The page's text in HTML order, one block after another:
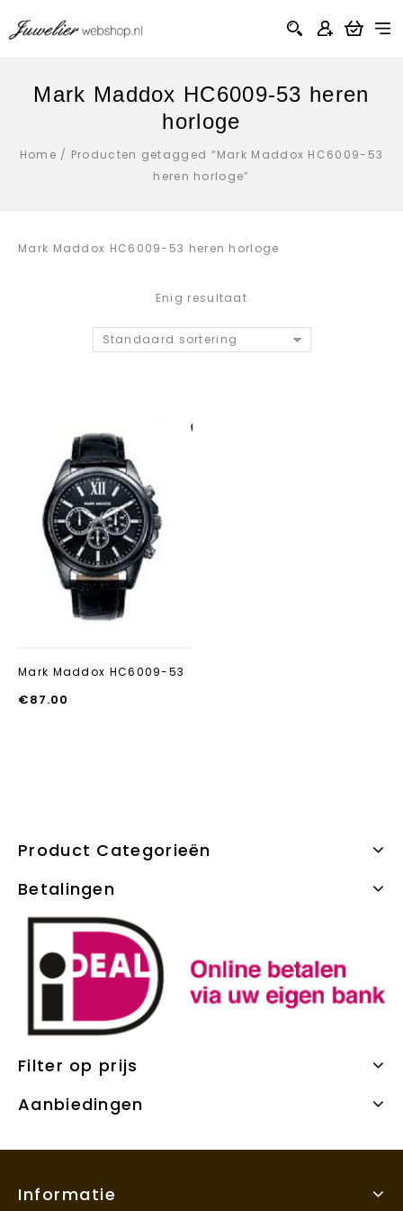
Mark Maddox HC6009-53 heren
horloge
Home / Producten getagged “Mark Maddox HC6009-53
heren horloge”
Mark Maddox HC6009-53 heren horloge
Enig resultaat
Standaard sortering
Mark Maddox HC6009-53
€87.00
Product Categorieën
Betalingen
Filter op prijs
Aanbiedingen
Informatie